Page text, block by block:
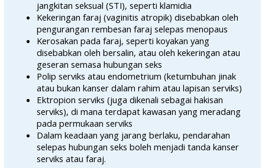
jangkitan seksual (STI), seperti klamidia
Kekeringan faraj (vaginitis atropik) disebabkan oleh
pengurangan rembesan faraj selepas menopaus
Kerosakan pada faraj, seperti koyakan yang
disebabkan oleh bersalin, atau oleh kekeringan atau
geseran semasa hubungan seks
Polip serviks atau endometrium (ketumbuhan jinak
atau bukan kanser dalam rahim atau lapisan serviks)
Ektropion serviks (juga dikenali sebagai hakisan
serviks), di mana terdapat kawasan yang meradang
pada permukaan serviks
Dalam keadaan yang jarang berlaku, pendarahan
selepas hubungan seks boleh menjadi tanda kanser
serviks atau faraj.